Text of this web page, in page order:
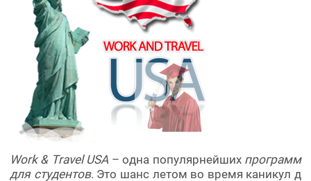
Work & Travel USA – одна популярнейших программ
для студентов. Это шанс летом во время каникул д